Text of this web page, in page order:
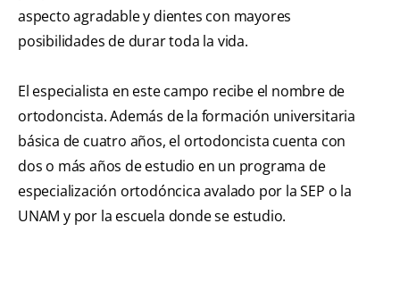
aspecto agradable y dientes con mayores
posibilidades de durar toda la vida.
El especialista en este campo recibe el nombre de
ortodoncista. Además de la formación universitaria
básica de cuatro años, el ortodoncista cuenta con
dos o más años de estudio en un programa de
especialización ortodóncica avalado por la SEP o la
UNAM y por la escuela donde se estudio.